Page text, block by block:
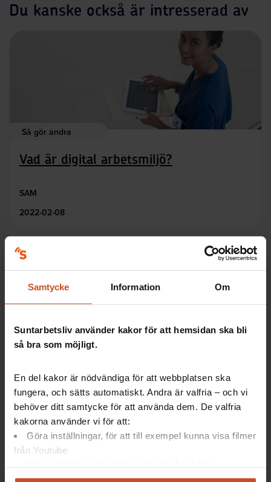
Samtycke Information Om
Suntarbetsliv använder kakor för att hemsidan ska bli
så bra som möjligt.
En del kakor är nödvändiga för att webbplatsen ska
fungera, och sätts automatiskt. Andra är valfria – och vi
behöver ditt samtycke för att använda dem. De valfria
kakorna använder vi för att:
Göra inställningar, för att till exempel kunna visa filmer
från Youtube
Analysera trafik för att kunna visa riktad information
Du kanske också är intresserad av
Så gör andra
Vad är digital arbetsmiljö?
SAM
2022-02-08
Forskning på 5
Distansarbete helt eller delvis
Hur vill ni jobba - på distans helt eller delvis? Skapa
dialog och prata om medarbetares, chefers och